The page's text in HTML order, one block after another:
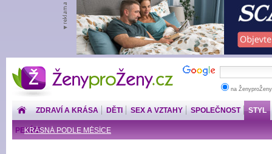
ŽenyproŽeny.cz
na
ZDRAVÍ A KRÁSA DĚTI SEX A VZTAHY SPOLEČNOST STYL
KRÁSNÁ PODLE MĚSÍCE
PENÍZE